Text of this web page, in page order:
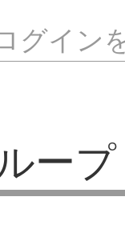
グイン
ープ